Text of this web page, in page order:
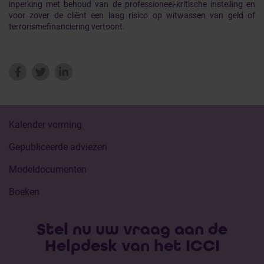
inperking met behoud van de professioneel-kritische instelling en
voor zover de cliënt een laag risico op witwassen van geld of
terrorismefinanciering vertoont.
Kalender vorming
Gepubliceerde adviezen
Modeldocumenten
Boeken
Stel nu uw vraag aan de
Helpdesk van het ICCI